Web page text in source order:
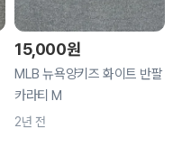
15,000원
MLB 뉴욕양키즈 화이트 반팔
카라티 M
2년 전